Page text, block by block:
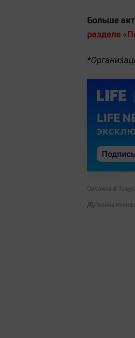
Больше
разделе
Обложка ©
Полина